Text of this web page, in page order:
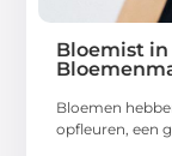
Bloemist
Bloemen
opfleuren, een